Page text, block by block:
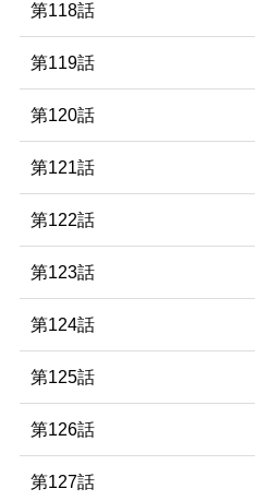
第118話
第119話
第120話
第121話
第122話
第123話
第124話
第125話
第126話
第127話